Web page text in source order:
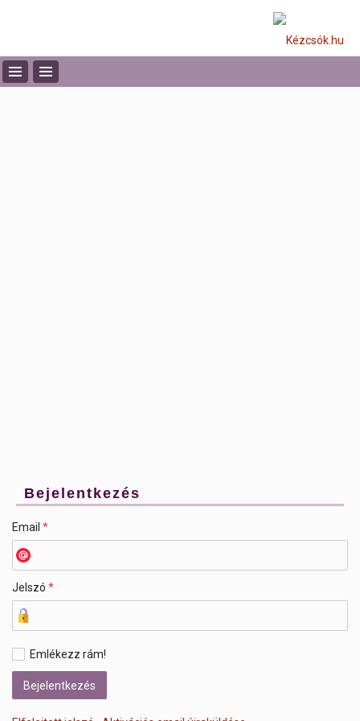
Bejelentkezés
Email *
Jelszó *
Emlékezz rám!